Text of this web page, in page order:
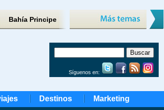
Bahía Principe
Síguenos en:
Destinos Marketing